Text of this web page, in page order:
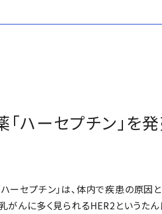
ハーセプチン」を
ーセプチン」は、体内で疾患の原
がんに多く見られるHER2というた